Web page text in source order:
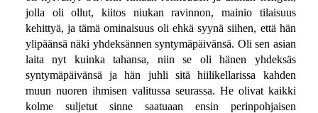
jolla oli ollut, kiitos niukan ravinnon, mainio tilaisuus
kehittyä, ja tämä ominaisuus oli ehkä syynä siihen, että hän
ylipäänsä näki yhdeksännen syntymäpäivänsä. Oli sen asian
laita nyt kuinka tahansa, niin se oli hänen yhdeksäs
syntymäpäivänsä ja hän juhli sitä hiilikellarissa kahden
muun nuoren ihmisen valitussa seurassa. He olivat kaikki
kolme suljetut sinne saatuaan ensin perinpohjaisen